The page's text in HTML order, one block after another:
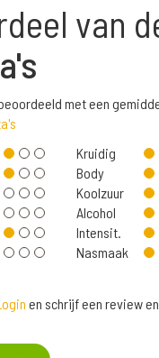
van
met een
Kruidig
Body
Koolzuur
Alcohol
Intensit.
Nasmaak
en schrijf een review